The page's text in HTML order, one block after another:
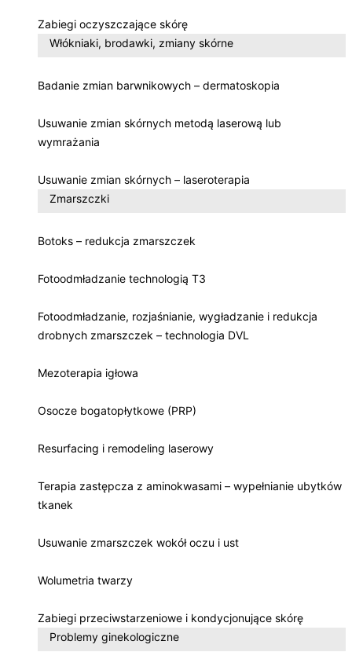
Zabiegi oczyszczające skórę
Włókniaki, brodawki, zmiany skórne
Badanie zmian barwnikowych – dermatoskopia
Usuwanie zmian skórnych metodą laserową lub
wymrażania
Usuwanie zmian skórnych – laseroterapia
Zmarszczki
Botoks – redukcja zmarszczek
Fotoodmładzanie technologią T3
Fotoodmładzanie, rozjaśnianie, wygładzanie i redukcja
drobnych zmarszczek – technologia DVL
Mezoterapia igłowa
Osocze bogatopłytkowe (PRP)
Resurfacing i remodeling laserowy
Terapia zastępcza z aminokwasami – wypełnianie ubytków
tkanek
Usuwanie zmarszczek wokół oczu i ust
Wolumetria twarzy
Zabiegi przeciwstarzeniowe i kondycjonujące skórę
Problemy ginekologiczne